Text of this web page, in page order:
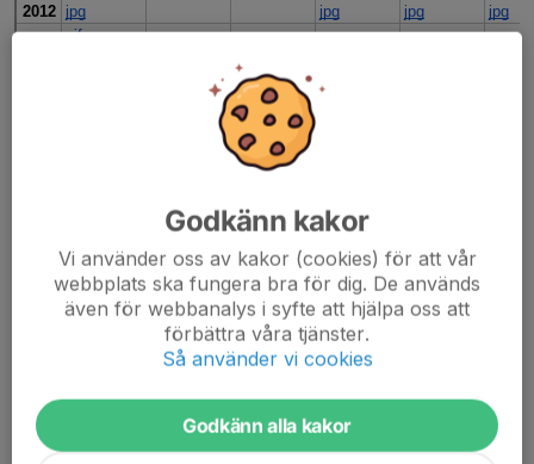
Godkänn kakor
Vi använder oss av kakor (cookies) för att vår
webbplats ska fungera bra för dig. De används
även för webbanalys i syfte att hjälpa oss att
förbättra våra tjänster.
Så använder vi cookies
Godkänn alla kakor